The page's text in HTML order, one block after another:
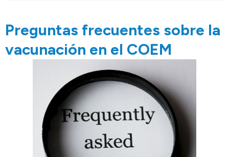
Preguntas frecuentes sobre la
vacunación en el COEM